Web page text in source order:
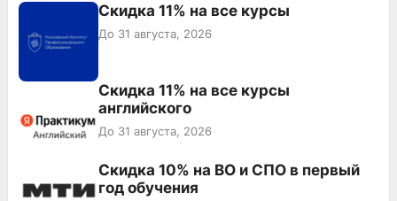
Скидка 11% на все курсы
До 31 августа, 2026
Скидка 11% на все курсы
английского
До 31 августа, 2026
Скидка 10% на ВО и СПО в первый
год обучения